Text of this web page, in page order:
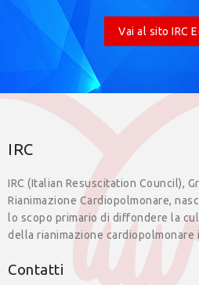
Vai al sito IRC
IRC
IRC (Italian Resuscitation Council),
Rianimazione Cardiopolmonare,
lo scopo primario di diffondere la
della rianimazione cardiopolmonare
Contatti